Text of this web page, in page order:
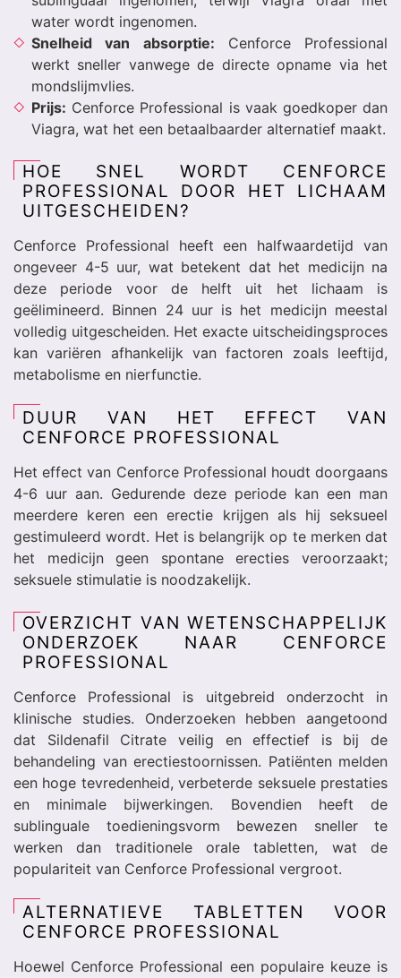
water wordt ingenomen.
Snelheid van absorptie: Cenforce Professional
werkt sneller vanwege de directe opname via het
mondslijmvlies.
Prijs: Cenforce Professional is vaak goedkoper dan
Viagra, wat het een betaalbaarder alternatief maakt.
HOE SNEL WORDT CENFORCE
PROFESSIONAL DOOR HET LICHAAM
UITGESCHEIDEN?
Cenforce Professional heeft een halfwaardetijd van
ongeveer 4-5 uur, wat betekent dat het medicijn na
deze periode voor de helft uit het lichaam is
geëlimineerd. Binnen 24 uur is het medicijn meestal
volledig uitgescheiden. Het exacte uitscheidingsproces
kan variëren afhankelijk van factoren zoals leeftijd,
metabolisme en nierfunctie.
DUUR VAN HET EFFECT VAN
CENFORCE PROFESSIONAL
Het effect van Cenforce Professional houdt doorgaans
4-6 uur aan. Gedurende deze periode kan een man
meerdere keren een erectie krijgen als hij seksueel
gestimuleerd wordt. Het is belangrijk op te merken dat
het medicijn geen spontane erecties veroorzaakt;
seksuele stimulatie is noodzakelijk.
OVERZICHT VAN WETENSCHAPPELIJK
ONDERZOEK NAAR CENFORCE
PROFESSIONAL
Cenforce Professional is uitgebreid onderzocht in
klinische studies. Onderzoeken hebben aangetoond
dat Sildenafil Citrate veilig en effectief is bij de
behandeling van erectiestoornissen. Patiënten melden
een hoge tevredenheid, verbeterde seksuele prestaties
en minimale bijwerkingen. Bovendien heeft de
sublinguale toedieningsvorm bewezen sneller te
werken dan traditionele orale tabletten, wat de
populariteit van Cenforce Professional vergroot.
ALTERNATIEVE TABLETTEN VOOR
CENFORCE PROFESSIONAL
Hoewel Cenforce Professional een populaire keuze is